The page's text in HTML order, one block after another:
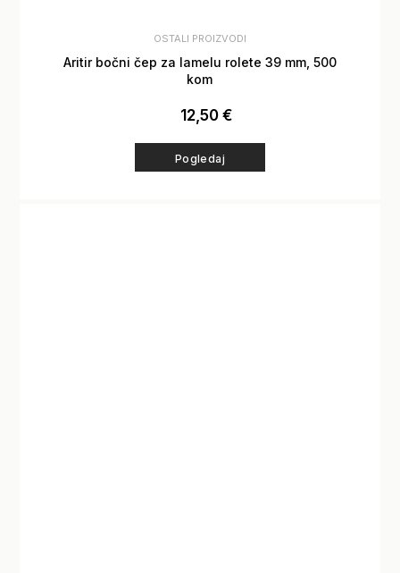
OSTALI PROIZVODI
Aritir bočni čep za lamelu rolete 39 mm, 500
kom
12,50 €
Pogledaj